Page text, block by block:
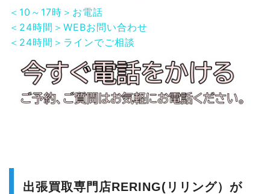
＜10～17時＞お電話
＜24時間＞WEBお問い合わせ
＜24時間＞ラインでご相談
出張買取専門店RERING(リリング）が